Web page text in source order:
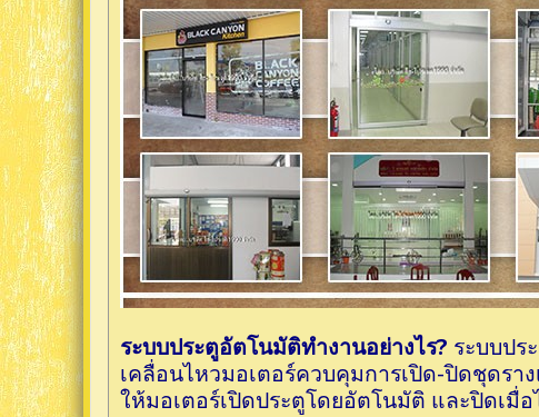
ระบบประตูอัตโนมัติทำงานอย่างไร? ระบบปร
เคลื่อนไหวมอเตอร์ควบคุมการเปิด-ปิดชุดรา
ให้มอเตอร์เปิดประตูโดยอัตโนมัติ และปิดเมื่